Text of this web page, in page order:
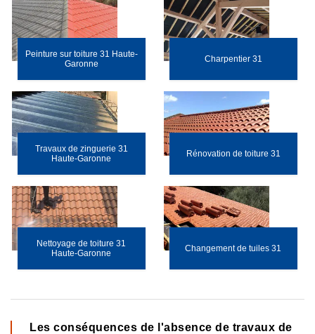
Peinture sur toiture 31 Haute-
Garonne
Charpentier 31
Travaux de zinguerie 31
Haute-Garonne
Rénovation de toiture 31
Nettoyage de toiture 31
Haute-Garonne
Changement de tuiles 31
Les conséquences de l'absence de travaux de